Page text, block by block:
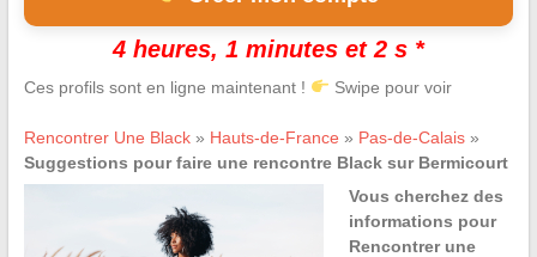
4 heures, 1 minutes et 2 s *
Ces profils sont en ligne maintenant ! Swipe pour voir
Rencontrer Une Black» Hauts-de-France » Pas-de-Calais»
Suggestions pour faire une rencontre Black sur Bermicourt
Vous cherchez des
informations pour
Rencontrer une